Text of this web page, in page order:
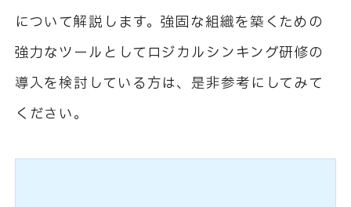
について解説します。強固な組織を築くための
強力なツールとしてロジカルシンキング研修の
導入を検討している方は、是非参考にしてみて
ください。